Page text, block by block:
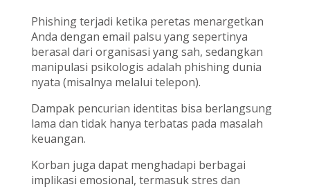
Phishing terjadi ketika peretas menargetkan
Anda dengan email palsu yang sepertinya
berasal dari organisasi yang sah, sedangkan
manipulasi psikologis adalah phishing dunia
nyata (misalnya melalui telepon).
Dampak pencurian identitas bisa berlangsung
lama dan tidak hanya terbatas pada masalah
keuangan.
Korban juga dapat menghadapi berbagai
implikasi emosional, termasuk stres dan